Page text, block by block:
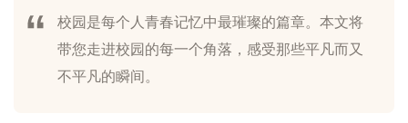
校园是每个人青春记忆中最璀璨的篇章。本文将
带您走进校园的每一个角落，感受那些平凡而又
不平凡的瞬间。